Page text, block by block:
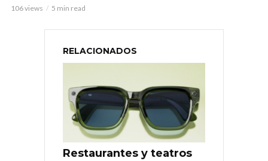
106 views 5 min read
RELACIONADOS
Restaurantes y teatros